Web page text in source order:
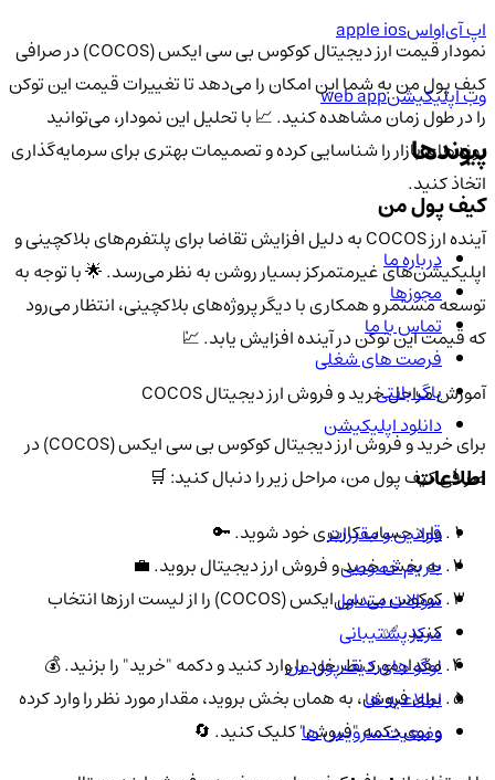
نمودار قیمت ارز دیجیتال کوکوس بی سی ایکس (COCOS) در صرافی
کیف پول من به شما این امکان را می‌دهد تا تغییرات قیمت این توکن
را در طول زمان مشاهده کنید. 📈 با تحلیل این نمودار، می‌توانید
روندهای بازار را شناسایی کرده و تصمیمات بهتری برای سرمایه‌گذاری
اتخاذ کنید.
آینده ارز COCOS به دلیل افزایش تقاضا برای پلتفرم‌های بلاکچینی و
اپلیکیشن‌های غیرمتمرکز بسیار روشن به نظر می‌رسد. 🌟 با توجه به
توسعه مستمر و همکاری با دیگر پروژه‌های بلاکچینی، انتظار می‌رود
که قیمت این توکن در آینده افزایش یابد. 💹
آموزش مراحل خرید و فروش ارز دیجیتال COCOS
برای خرید و فروش ارز دیجیتال کوکوس بی سی ایکس (COCOS) در
صرافی کیف پول من، مراحل زیر را دنبال کنید: 🛒
وارد حساب کاربری خود شوید. 🔑
به بخش خرید و فروش ارز دیجیتال بروید. 💼
کوکوس بی سی ایکس (COCOS) را از لیست ارزها انتخاب
کنید. ✅
مقدار مورد نظر خود را وارد کنید و دکمه "خرید" را بزنید. 💰
برای فروش، به همان بخش بروید، مقدار مورد نظر را وارد کرده
و روی دکمه "فروش" کلیک کنید. 🔄
اپ آی‌او‌اسapple ios
وب اپلیکیشنweb app
پیوندها
کیف پول من
درباره ما
مجوزها
تماس با ما
فرصت های شغلی
باگ بانتی
دانلود اپلیکیشن
اطلاعات
قوانین و مقررات
حریم خصوصی
سوالات متداول
مرکز پشتیبانی
لوگو های کیف پول من
اطلاعیه ها
وضعیت سرویس ها